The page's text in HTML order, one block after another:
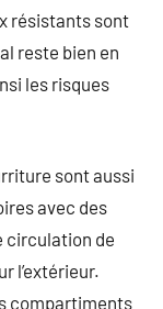
résistants sont
reste bien en
les risques
sont aussi
avec des
circulation de
l’extérieur.
compartiments